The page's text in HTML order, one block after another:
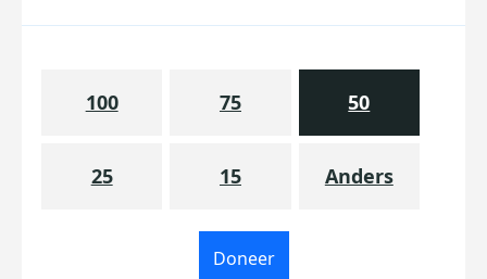
100 75 50
25 15 Anders
Doneer